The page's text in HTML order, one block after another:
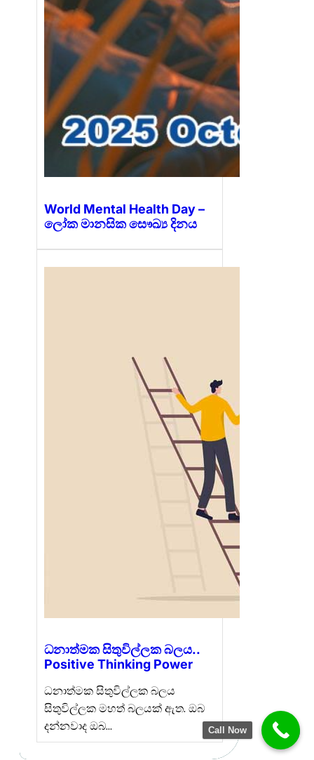
World Mental Health Day –
ලෝක මානසික සෞඛ්‍ය දිනය
ධනාත්මක සිතුවිල්ලක බලය..
Positive Thinking Power
ධනාත්මක සිතුවිල්ලක බලය
සිතුවිල්ලක මහත් බලයක් ඇත. ඔබ
දන්නවාද ඔබ…
Call Now